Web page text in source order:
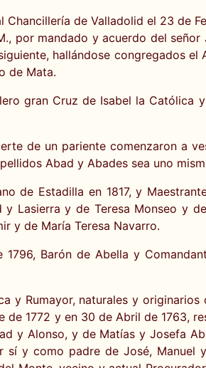
de Valladolid el 23 de
por mandado y acuerdo del señor
hallándose congregados el
de Mata.
gran Cruz de Isabel la Católica
de un pariente comenzaron a
Abad y Abades sea uno
de Estadilla en 1817, y
Lasierra y de Teresa Monseo y
y de María Teresa Navarro.
Barón de Abella y
y Rumayor, naturales y originarios
1772 y en 30 de Abril de 1763,
y Alonso, y de Matías y Josefa
sí y como padre de José, Manuel